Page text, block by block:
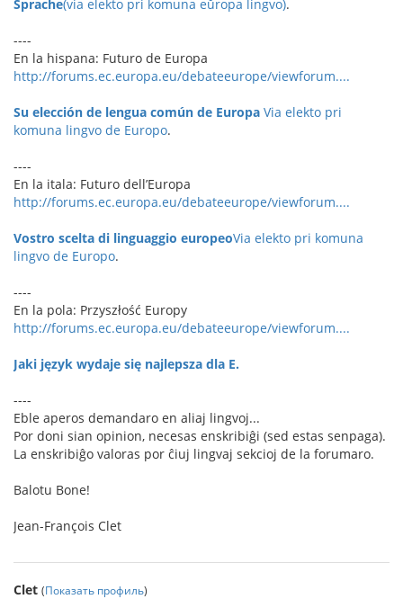
Sprache(via elekto pri komuna eŭropa lingvo).
----
En la hispana: Futuro de Europa
http://forums.ec.europa.eu/debateeurope/viewforum....
Su elección de lengua común de Europa Via elekto pri
komuna lingvo de Europo.
----
En la itala: Futuro dell’Europa
http://forums.ec.europa.eu/debateeurope/viewforum....
Vostro scelta di linguaggio europeoVia elekto pri komuna
lingvo de Europo.
----
En la pola: Przyszłość Europy
http://forums.ec.europa.eu/debateeurope/viewforum....
Jaki język wydaje się najlepsza dla E.
----
Eble aperos demandaro en aliaj lingvoj...
Por doni sian opinion, necesas enskribiĝi (sed estas senpaga).
La enskribiĝo valoras por ĉiuj lingvaj sekcioj de la forumaro.
Balotu Bone!
Jean-François Clet
Clet (Показать профиль)